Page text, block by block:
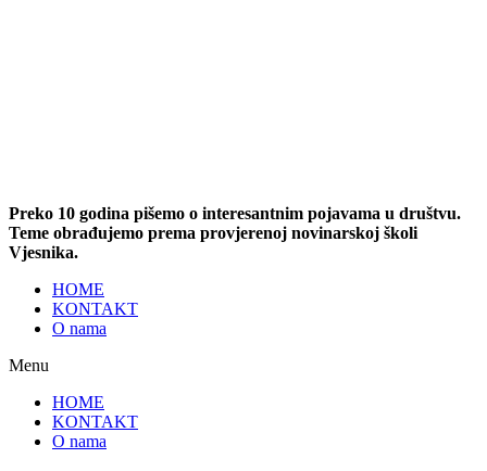
Preko 10 godina pišemo o interesantnim pojavama u društvu.
Teme obrađujemo prema provjerenoj novinarskoj školi
Vjesnika.
HOME
KONTAKT
O nama
Menu
HOME
KONTAKT
O nama